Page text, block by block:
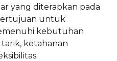
yang diterapkan pada
untuk
kebutuhan
ketahanan